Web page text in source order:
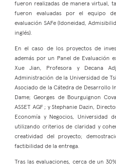
fueron realizadas de manera virtual,
fueron evaluadas por el equipo
evaluación SAFe (Idoneidad,
inglés).
En el caso de los proyectos de
además por un Panel de Evaluación
Xue Jian, Profesora y Decana
Administración de la Universidad de
Asociado de la Cátedra de Desarrollo
Dame; Georges de Bourguignon
ASSET AGF ; y Stephanie Dazin,
Economía y Negocios, Universidad
utilizando criterios de claridad y
creatividad del proyecto;
factibilidad de la entrega.
Tras las evaluaciones, cerca de un